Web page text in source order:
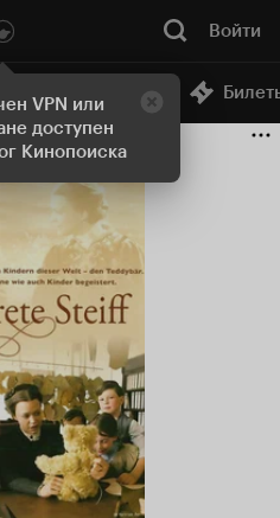
VPN или
доступен
Кинопоиска
Войти
Онлайн-кинотеатр